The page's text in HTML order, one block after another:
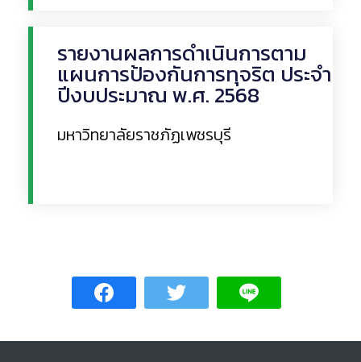
รายงานผลการดำเนินการตาม
แผนการป้องกันการทุจริต ประจำ
ปีงบประมาณ พ.ศ. 2568
มหาวิทยาลัยราชภัฏเพชรบุรี